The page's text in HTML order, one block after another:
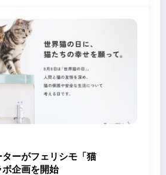
ターがフェリシモ「猫
企画を開始